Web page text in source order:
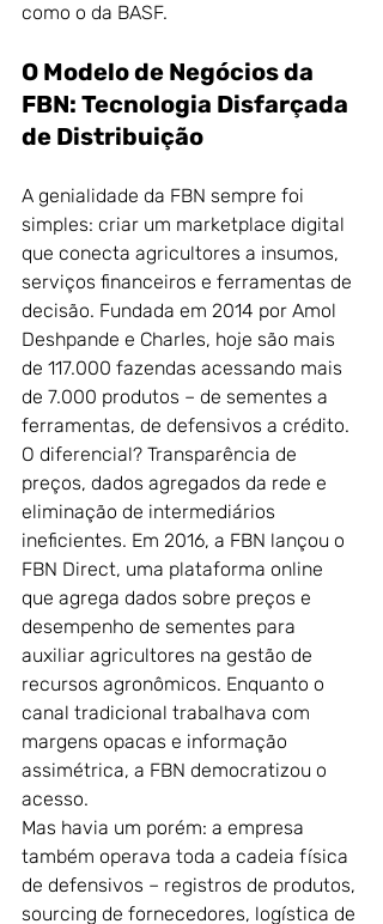
como o da BASF.
O Modelo de Negócios da
FBN: Tecnologia Disfarçada
de Distribuição
A genialidade da FBN sempre foi
simples: criar um marketplace digital
que conecta agricultores a insumos,
serviços financeiros e ferramentas de
decisão. Fundada em 2014 por Amol
Deshpande e Charles, hoje são mais
de 117.000 fazendas acessando mais
de 7.000 produtos – de sementes a
ferramentas, de defensivos a crédito.
O diferencial? Transparência de
preços, dados agregados da rede e
eliminação de intermediários
ineficientes. Em 2016, a FBN lançou o
FBN Direct, uma plataforma online
que agrega dados sobre preços e
desempenho de sementes para
auxiliar agricultores na gestão de
recursos agronômicos. Enquanto o
canal tradicional trabalhava com
margens opacas e informação
assimétrica, a FBN democratizou o
acesso.
Mas havia um porém: a empresa
também operava toda a cadeia física
de defensivos – registros de produtos,
sourcing de fornecedores, logística de